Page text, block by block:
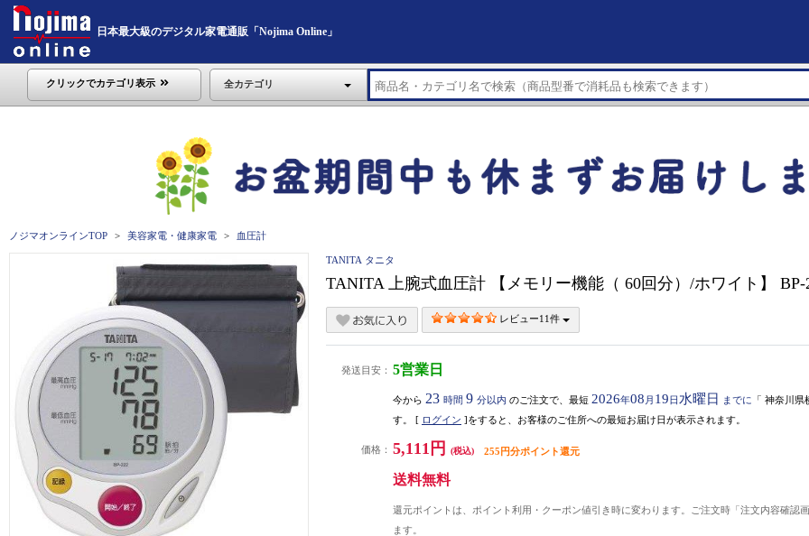
日本最大級のデジタル家電通販「Nojima Online」
クリックでカテゴリ表示 全カテゴリ
ノジマオンラインTOP 美容家電・健康家電 血圧計
TANITA タニタ
TANITA 上腕式血圧計 【メモリー機能（ 60回分）/ホワイト】 BP-
レビュー11件
発送目安： 5営業日
今から 23 時間 9 分以内 のご注文で、最短 2026年08 月 19日 水曜日 までに 「 神奈川県
す。 [ ログイン ]をすると、お客様のご住所への最短お届け日が表示されます。
価格： 5,111円 (税込) 255円分ポイント還元
送料無料
還元ポイントは、ポイント利用・クーポン値引き時に変わります。ご注文時「注文内容確認
ます。